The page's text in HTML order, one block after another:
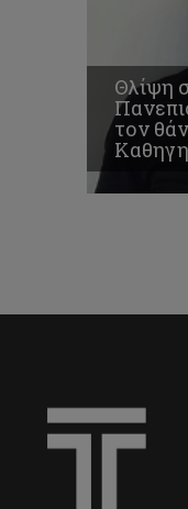
Θλίψη
τον